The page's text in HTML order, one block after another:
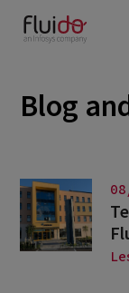
Blog